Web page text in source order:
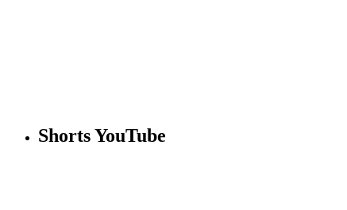
Shorts YouTube